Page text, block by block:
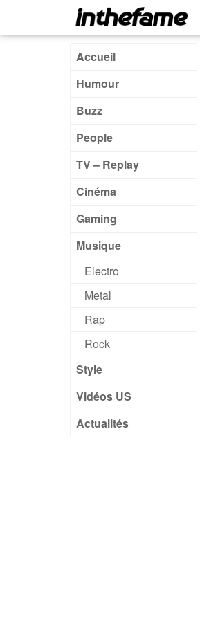
Accueil
Humour
Buzz
People
TV – Replay
Cinéma
Gaming
Musique
Electro
Metal
Rap
Rock
Style
Vidéos US
Actualités